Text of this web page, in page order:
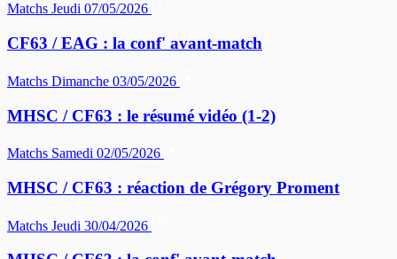
Matchs Jeudi 07/05/2026
CF63 / EAG : la conf' avant-match
Matchs Dimanche 03/05/2026
MHSC / CF63 : le résumé vidéo (1-2)
Matchs Samedi 02/05/2026
MHSC / CF63 : réaction de Grégory Proment
Matchs Jeudi 30/04/2026